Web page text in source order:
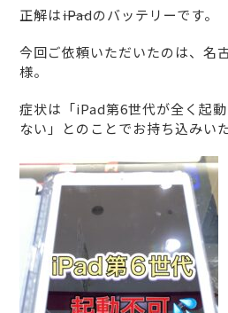
正解は――iPadのバッテリーです。
今回ご依頼いただいたのは、名
様。
症状は「iPad第6世代が全く起
ない」とのことでお持ち込みい